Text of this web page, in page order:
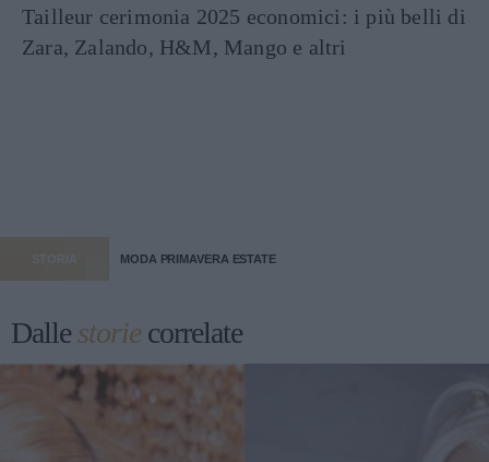
Tailleur cerimonia 2025 economici: i più belli di
Zara, Zalando, H&M, Mango e altri
STORIA MODA PRIMAVERA ESTATE
Dallestoriecorrelate